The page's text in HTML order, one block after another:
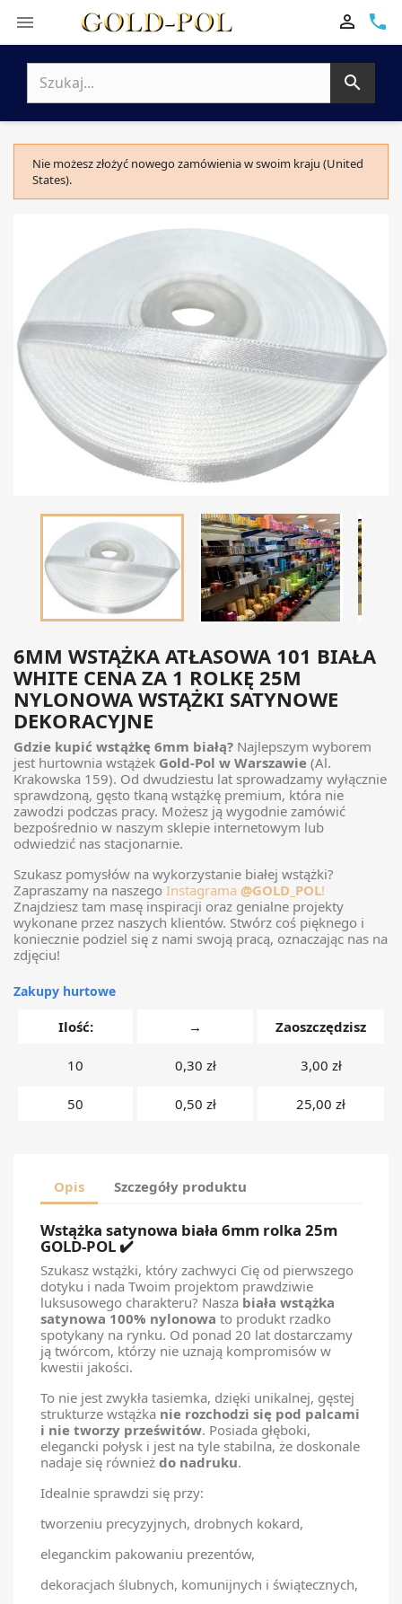
 phone


Nie możesz złożyć nowego zamówienia w swoim kraju (United
States).
6MM WSTĄŻKA ATŁASOWA 101 BIAŁA
WHITE CENA ZA 1 ROLKĘ 25M
NYLONOWA WSTĄŻKI SATYNOWE
DEKORACYJNE
Gdzie kupić wstążkę 6mm białą? Najlepszym wyborem
jest hurtownia wstążek Gold-Pol w Warszawie (Al.
Krakowska 159). Od dwudziestu lat sprowadzamy wyłącznie
sprawdzoną, gęsto tkaną wstążkę premium, która nie
zawodzi podczas pracy. Możesz ją wygodnie zamówić
bezpośrednio w naszym sklepie internetowym lub
odwiedzić nas stacjonarnie.
Szukasz pomysłów na wykorzystanie białej wstążki?
Zapraszamy na naszego Instagrama @GOLD_POL!
Znajdziesz tam masę inspiracji oraz genialne projekty
wykonane przez naszych klientów. Stwórz coś pięknego i
koniecznie podziel się z nami swoją pracą, oznaczając nas na
zdjęciu!
Zakupy hurtowe
Ilość: → Zaoszczędzisz
10 0,30 zł 3,00 zł
50 0,50 zł 25,00 zł
Opis Szczegóły produktu
Wstążka satynowa biała 6mm rolka 25m
GOLD-POL ✔️
Szukasz wstążki, który zachwyci Cię od pierwszego
dotyku i nada Twoim projektom prawdziwie
luksusowego charakteru? Nasza biała wstążka
satynowa 100% nylonowa to produkt rzadko
spotykany na rynku. Od ponad 20 lat dostarczamy
ją twórcom, którzy nie uznają kompromisów w
kwestii jakości.
To nie jest zwykła tasiemka, dzięki unikalnej, gęstej
strukturze wstążka nie rozchodzi się pod palcami
i nie tworzy prześwitów. Posiada głęboki,
elegancki połysk i jest na tyle stabilna, że doskonale
nadaje się również do nadruku.
Idealnie sprawdzi się przy:
tworzeniu precyzyjnych, drobnych kokard,
eleganckim pakowaniu prezentów,
dekoracjach ślubnych, komunijnych i świątecznych,